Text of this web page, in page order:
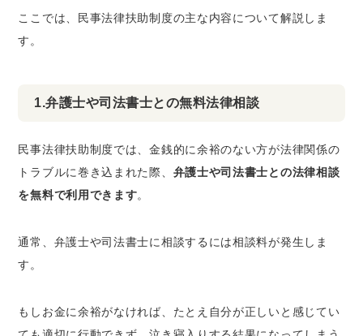
ここでは、民事法律扶助制度の主な内容について解説しま
す。
1.弁護士や司法書士との無料法律相談
民事法律扶助制度では、金銭的に余裕のない方が法律関係の
トラブルに巻き込まれた際、 弁護士や司法書士との法律相談
を無料で利用できます。
通常、弁護士や司法書士に相談するには相談料が発生しま
す。
もしお金に余裕がなければ、たとえ自分が正しいと感じてい